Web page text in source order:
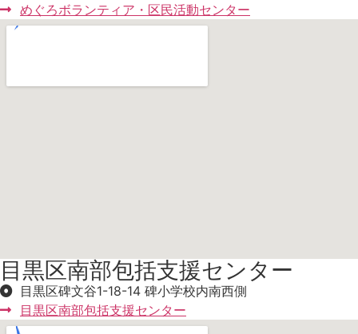
めぐろボランティア・区民活動センター
目黒区南部包括支援センター
目黒区碑文谷1-18-14 碑小学校内南西側
目黒区南部包括支援センター